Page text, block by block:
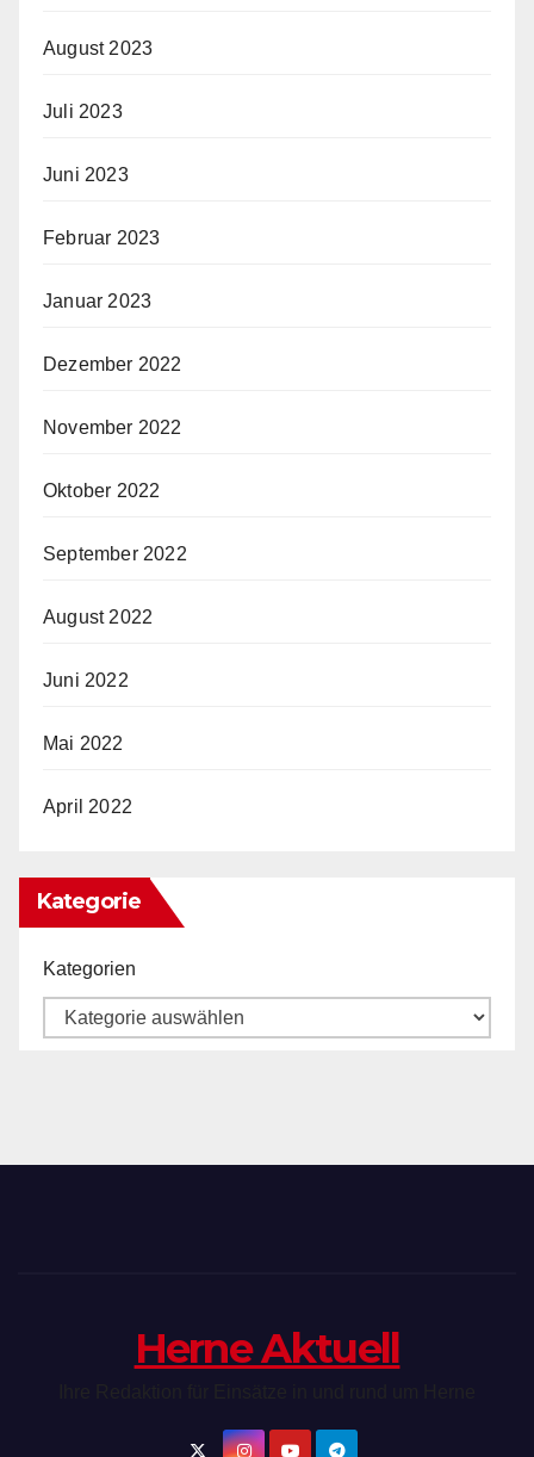
August 2023
Juli 2023
Juni 2023
Februar 2023
Januar 2023
Dezember 2022
November 2022
Oktober 2022
September 2022
August 2022
Juni 2022
Mai 2022
April 2022
Kategorie
Kategorien
Herne Aktuell